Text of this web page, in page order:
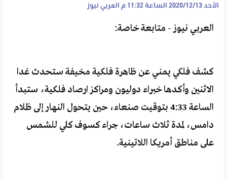
الأحد 2020/12/13 الساعة 11:32 م العربي نيوز
العربي نيوز - متابعة خاصة:
كشف فلكي يمني عن ظاهرة فلكية مخيفة ستحدث غدا
الاثنين وأكدها خبراء دوليون ومراكز ارصاد فلكية، ستبدأ
الساعة 4:33 بتوقيت صنعاء، حين يتحول النهار إلى ظلام
دامس، لمدة ثلاث ساعات، جراء كسوف كلي للشمس
على مناطق أمريكا اللاتينية.